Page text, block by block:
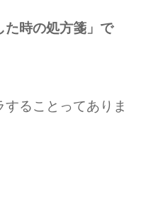
た時の処方箋」で
ることってありま